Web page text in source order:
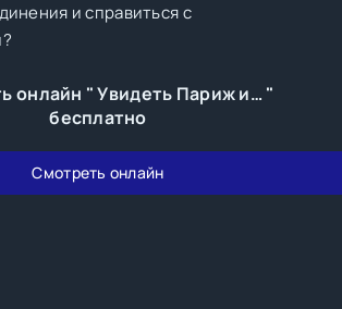
и справиться с
онлайн " Увидеть Париж и… "
бесплатно
Смотреть онлайн